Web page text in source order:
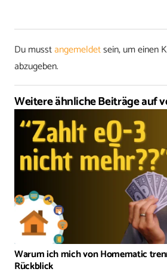
Du musstangemeldetsein, um einen
abzugeben.
Weitere ähnliche Beiträge auf
Warum ich mich von Homematic
Rückblick